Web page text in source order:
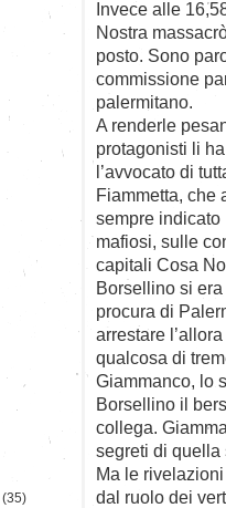
Invece alle
Nostra
posto. Sono
commissione
palermitano.
A renderle
protagonisti li
l’avvocato di
Fiammetta, che
sempre indicato
mafiosi, sulle
capitali Cosa
Borsellino si
procura di
arrestare
qualcosa di
Giammanco, lo
Borsellino il
collega.
segreti di quella
Ma le
dal ruolo dei
(35)